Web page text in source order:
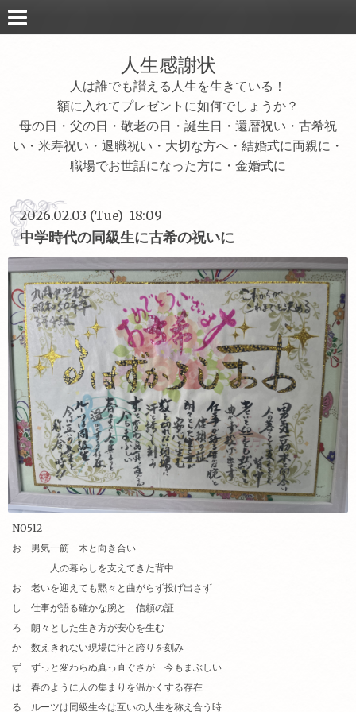
人生感謝状
人は誰でも讃える人生を生きている！
額に入れてプレゼントに如何でしょうか？
母の日・父の日・敬老の日・誕生日・還暦祝い・古希祝
い・米寿祝い・退職祝い・大切な方へ・結婚式に両親に・
職場でお世話になった方に・金婚式に
2026.02.03 (Tue) 18:09
中学時代の同級生に古希の祝いに
NO512
お 男気一筋 木と向き合い
人の暮らしを支えてきた背中
お 老いを迎えても黙々と曲がらず投げ出さず
し 仕事が語る確かな腕と 信頼の証
ろ 朗々とした生き方が安心を生む
か 数えきれない現場に汗と誇りを刻み
ず ずっと変わらぬ真っ直ぐさが 今もまぶしい
は 春のように 人の集まりを温かくする存在
る ルーツは同級生今は互いの人生を称え合う時